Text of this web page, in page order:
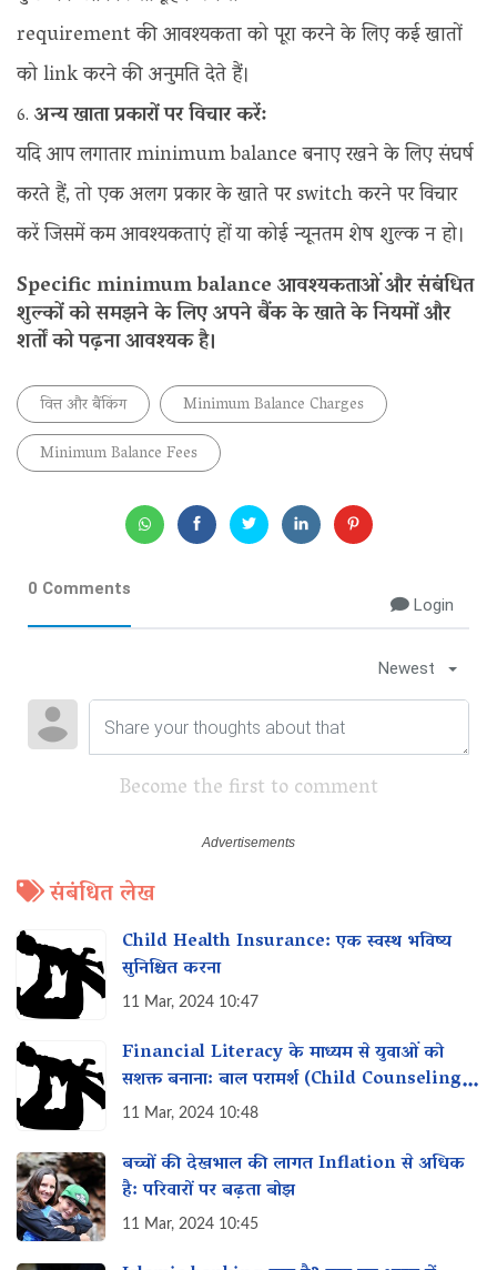
requirement की आवश्यकता को पूरा करने के लिए कई खातों
को link करने की अनुमति देते हैं।
अन्य खाता प्रकारों पर विचार करें:
यदि आप लगातार minimum balance बनाए रखने के लिए संघर्ष
करते हैं, तो एक अलग प्रकार के खाते पर switch करने पर विचार
करें जिसमें कम आवश्यकताएं हों या कोई न्यूनतम शेष शुल्क न हो।
Specific minimum balance आवश्यकताओं और संबंधित
शुल्कों को समझने के लिए अपने बैंक के खाते के नियमों और
शर्तों को पढ़ना आवश्यक है।
वित्त और बैंकिंग
Minimum Balance Charges
Minimum Balance Fees
0 Comments
Login
Newest
Become the first to comment
संबंधित लेख
Child Health Insurance: एक स्वस्थ भविष्य
सुनिश्चित करना
11 Mar, 2024 10:47
Financial Literacy के माध्यम से युवाओं को
सशक्त बनाना: बाल परामर्श (Child Counseling)
का महत्व
11 Mar, 2024 10:48
बच्चों की देखभाल की लागत Inflation से अधिक
है: परिवारों पर बढ़ता बोझ
11 Mar, 2024 10:45